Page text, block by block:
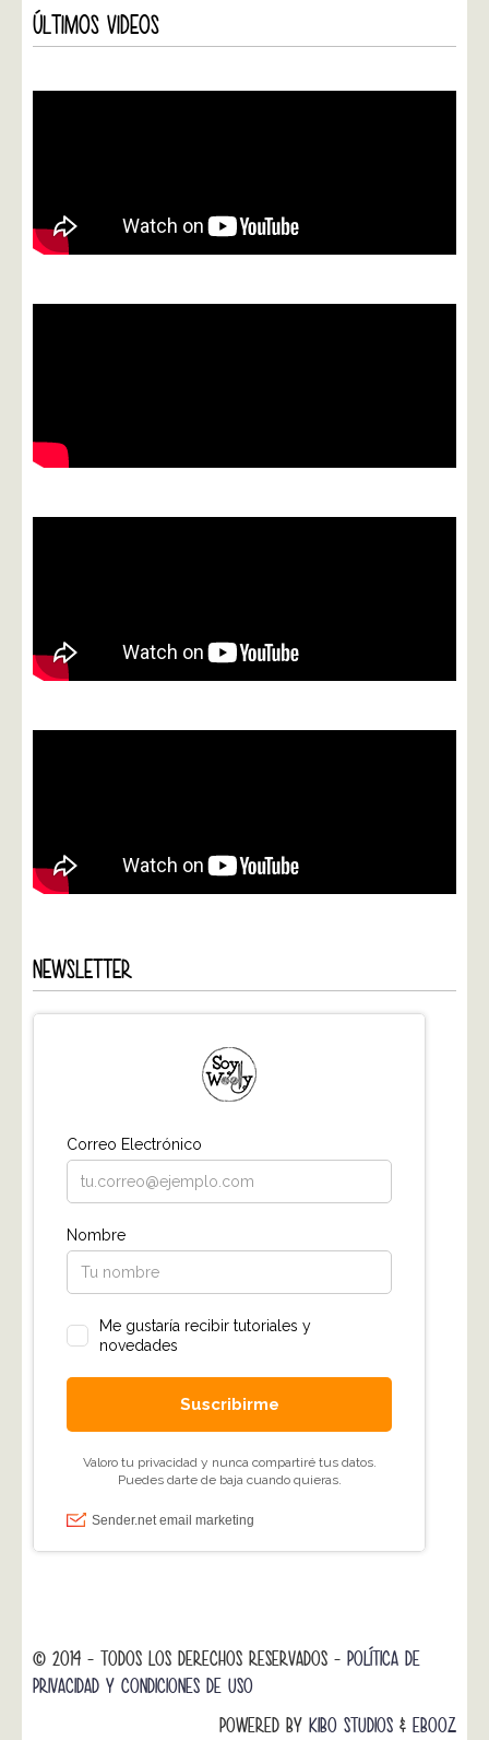
ÚLTIMOS VIDEOS
NEWSLETTER
© 2014 - TODOS LOS DERECHOS RESERVADOS - POLÍTICA DE
PRIVACIDAD Y CONDICIONES DE USO
POWERED BY KIBO STUDIOS & EBOOZ